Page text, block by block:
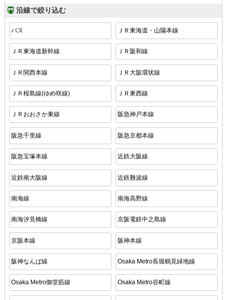
沿線で絞り込む
バス ＪＲ東海道・山陽本線
ＪＲ東海道新幹線 ＪＲ阪和線
ＪＲ関西本線 ＪＲ大阪環状線
ＪＲ桜島線(ゆめ咲線) ＪＲ東西線
ＪＲおおさか東線 阪急神戸本線
阪急千里線 阪急京都本線
阪急宝塚本線 近鉄大阪線
近鉄南大阪線 近鉄難波線
南海線 南海高野線
南海汐見橋線 京阪電鉄中之島線
京阪本線 阪神本線
阪神なんば線 Osaka Metro長堀鶴見緑地線
Osaka Metro御堂筋線 Osaka Metro谷町線